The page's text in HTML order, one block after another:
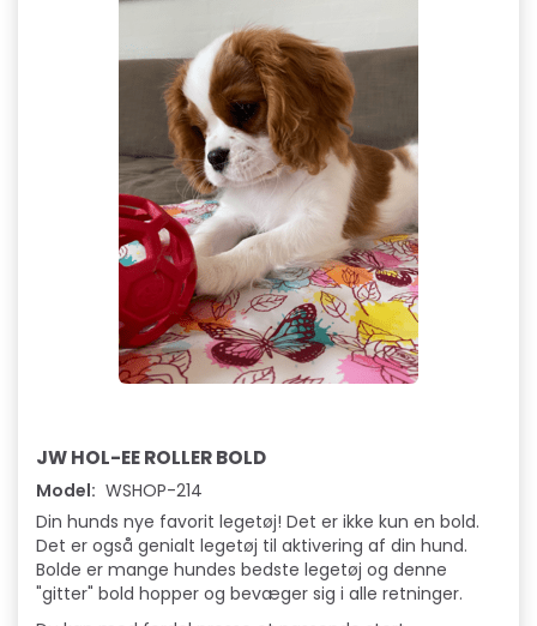
JW HOL-EE ROLLER BOLD
Model: WSHOP-214
Din hunds nye favorit legetøj! Det er ikke kun en bold.
Det er også genialt legetøj til aktivering af din hund.
Bolde er mange hundes bedste legetøj og denne
"gitter" bold hopper og bevæger sig i alle retninger.